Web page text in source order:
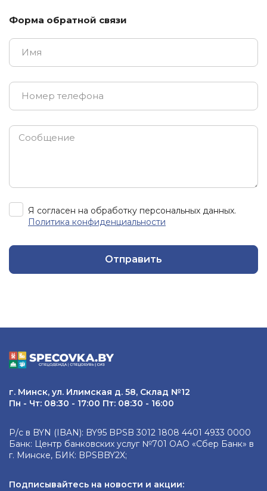
Форма обратной связи
Я согласен на обработку персональных данных.
Политика конфиденциальности
Отправить
г. Минск, ул. Илимская д. 58, Склад №12
Пн - Чт: 08:30 - 17:00 Пт: 08:30 - 16:00
Р/с в BYN (IBAN): BY95 BPSB 3012 1808 4401 4933 0000
Банк: Центр банковских услуг №701 ОАО «Сбер Банк» в
г. Минске, БИК: BPSBBY2X;
Подписывайтесь на новости и акции: